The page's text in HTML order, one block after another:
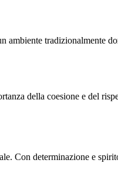
ambiente tradizionalmente
della coesione e del
Con determinazione e